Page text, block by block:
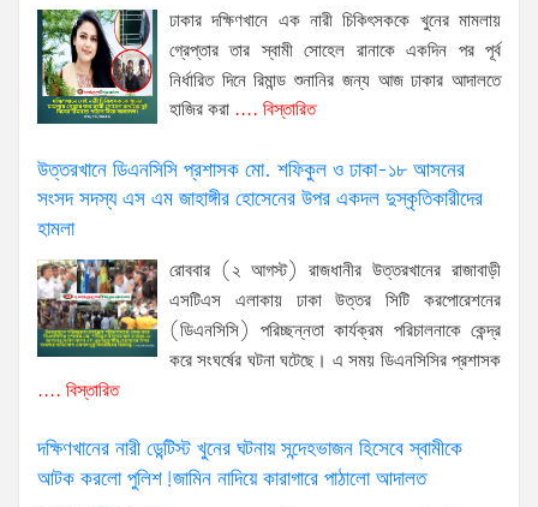
ঢাকার দক্ষিণখানে এক নারী চিকিৎসককে খুনের মামলায়
গ্রেপ্তার তার স্বামী সোহেল রানাকে একদিন পর পূর্ব
নির্ধারিত দিনে রিমান্ড শুনানির জন্য আজ ঢাকার আদালতে
হাজির করা .... বিস্তারিত
উত্তরখানে ডিএনসিসি প্রশাসক মো. শফিকুল ও ঢাকা-১৮ আসনের
সংসদ সদস্য এস এম জাহাঙ্গীর হোসেনের উপর একদল দুস্কৃতিকারীদের
হামলা
রোববার (২ আগস্ট) রাজধানীর উত্তরখানের রাজাবাড়ী
এসটিএস এলাকায় ঢাকা উত্তর সিটি করপোরেশনের
(ডিএনসিসি) পরিচ্ছন্নতা কার্যক্রম পরিচালনাকে কেন্দ্র
করে সংঘর্ষের ঘটনা ঘটেছে। এ সময় ডিএনসিসির প্রশাসক
.... বিস্তারিত
দক্ষিণখানের নারী ডেন্টিস্ট খুনের ঘটনায় সন্দেহভাজন হিসেবে স্বামীকে
আটক করলো পুলিশ!জামিন নাদিয়ে কারাগারে পাঠালো আদালত